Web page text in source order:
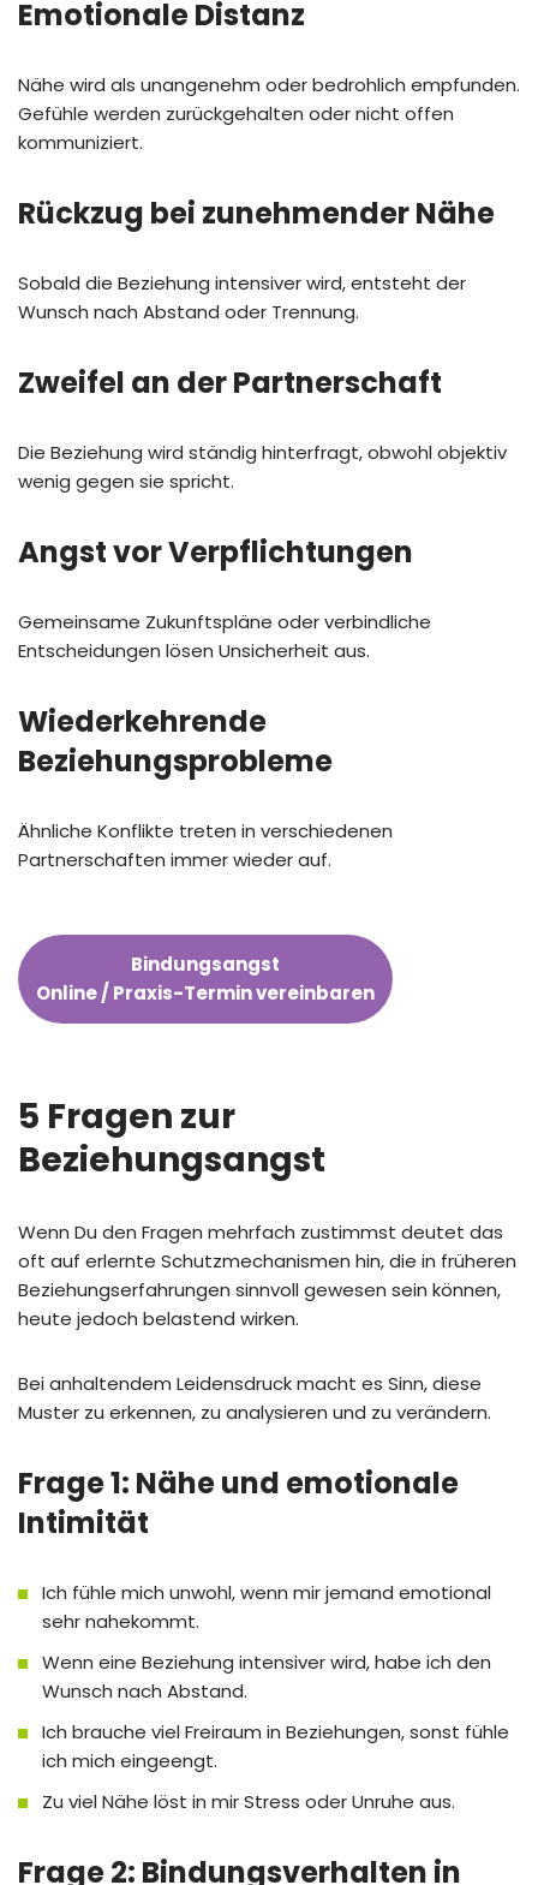
Emotionale Distanz
Nähe wird als unangenehm oder bedrohlich empfunden.
Gefühle werden zurückgehalten oder nicht offen
kommuniziert.
Rückzug bei zunehmender Nähe
Sobald die Beziehung intensiver wird, entsteht der
Wunsch nach Abstand oder Trennung.
Zweifel an der Partnerschaft
Die Beziehung wird ständig hinterfragt, obwohl objektiv
wenig gegen sie spricht.
Angst vor Verpflichtungen
Gemeinsame Zukunftspläne oder verbindliche
Entscheidungen lösen Unsicherheit aus.
Wiederkehrende
Beziehungsprobleme
Ähnliche Konflikte treten in verschiedenen
Partnerschaften immer wieder auf.
Bindungsangst
Online / Praxis-Termin vereinbaren
5 Fragen zur
Beziehungsangst
Wenn Du den Fragen mehrfach zustimmst deutet das
oft auf erlernte Schutzmechanismen hin, die in früheren
Beziehungserfahrungen sinnvoll gewesen sein können,
heute jedoch belastend wirken.
Bei anhaltendem Leidensdruck macht es Sinn, diese
Muster zu erkennen, zu analysieren und zu verändern.
Frage 1: Nähe und emotionale
Intimität
Ich fühle mich unwohl, wenn mir jemand emotional
sehr nahekommt.
Wenn eine Beziehung intensiver wird, habe ich den
Wunsch nach Abstand.
Ich brauche viel Freiraum in Beziehungen, sonst fühle
ich mich eingeengt.
Zu viel Nähe löst in mir Stress oder Unruhe aus.
Frage 2: Bindungsverhalten in